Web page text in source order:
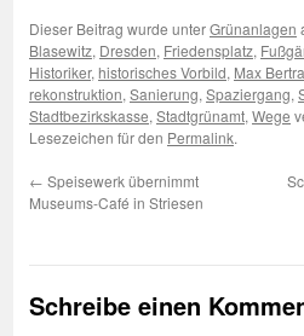
Dieser Beitrag wurde unterGrünanlagen
Blasewitz, Dresden, Friedensplatz,
Historiker, historisches Vorbild, Max
rekonstruktion,Sanierung,Spaziergang,
Stadtbezirkskasse,Stadtgrünamt,Wege
Lesezeichen für den Permalink.
← Speisewerk übernimmt
Museums-Café in Striesen
Schreibe einen